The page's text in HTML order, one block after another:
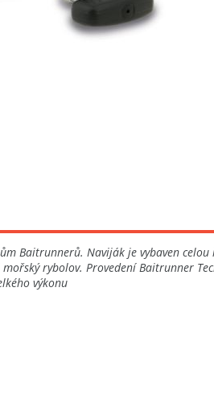
Baitrunnerů. Naviják je vybaven
rybolov. Provedení Baitrunner
výkonu